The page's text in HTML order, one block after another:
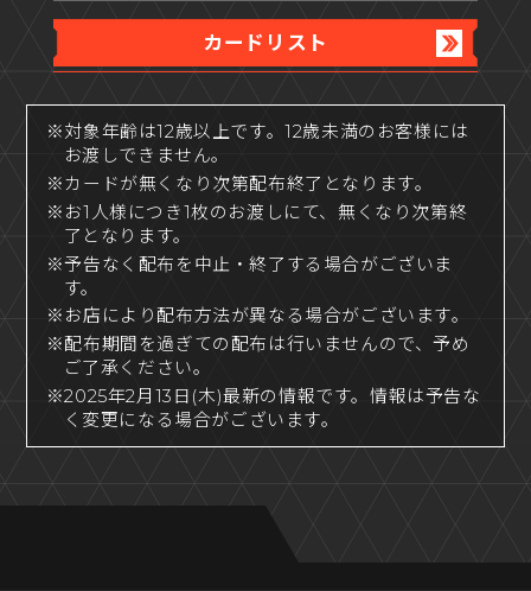
カードリスト
※対象年齢は12歳以上です。12歳未満のお客様には
お渡しできません。
※カードが無くなり次第配布終了となります。
※お1人様につき1枚のお渡しにて、無くなり次第終
了となります。
※予告なく配布を中止・終了する場合がございま
す。
※お店により配布方法が異なる場合がございます。
※配布期間を過ぎての配布は行いませんので、予め
ご了承ください。
※2025年2月13日(木)最新の情報です。情報は予告な
く変更になる場合がございます。